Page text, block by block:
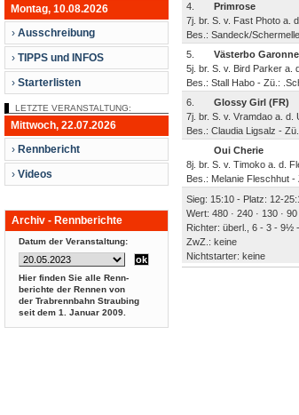
Montag, 10.08.2026
› Ausschreibung
› TIPPS und INFOS
› Starterlisten
LETZTE VERANSTALTUNG:
Mittwoch, 22.07.2026
› Rennbericht
› Videos
Archiv - Rennberichte
Datum der Veranstaltung:
Hier finden Sie alle Renn-
berichte der Rennen von
der Trabrennbahn Straubing
seit dem 1. Januar 2009.
4.
Primrose
7j. br. S. v. Fast Photo a.
Bes.: Sandeck/
5.
Västerbo Garonne
5j. br. S. v. Bird Parker a.
Bes.: Stall Habo - Zü.:
6.
Glossy Girl (FR)
7j. br. S. v. Vramdao a. d.
Bes.: Claudia Ligsalz -
Oui Cherie
8j. br. S. v. Timoko a. d.
Bes.: Melanie Fleschhut
Sieg: 15:10 - Platz: 12-
Wert: 480 · 240 · 130 · 90
Richter: überl., 6 - 3 - 9½
ZwZ.: keine
Nichtstarter: keine